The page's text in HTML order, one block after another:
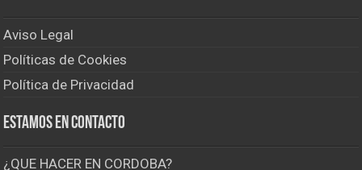
Aviso Legal
Políticas de Cookies
Política de Privacidad
Estamos en contacto
¿QUE HACER EN CORDOBA?